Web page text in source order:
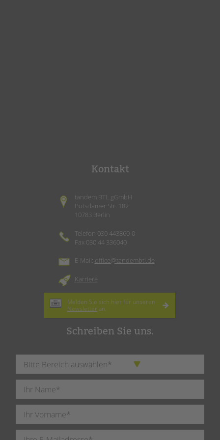
Kontakt
tandem BTL gGmbH
Potsdamer Str. 182
10783 Berlin
Telefon 030 443360-0
Fax 030 44 336040
E-Mail: office@tandembtl.de
Karriere
Melden Sie sich hier für unseren
Newsletter an.
Schreiben Sie uns.